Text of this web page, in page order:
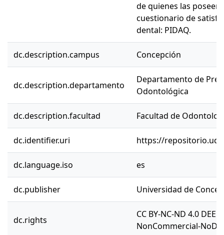
de quienes las poseen
cuestionario de
dental: PIDAQ.
dc.description.campus Concepción
dc.description.departamento
Departamento de
Odontológica
dc.description.facultad Facultad de
dc.identifier.uri https://
dc.language.iso es
dc.publisher Universidad de
dc.rights
CC BY-NC-ND 4.0
NonCommercial-